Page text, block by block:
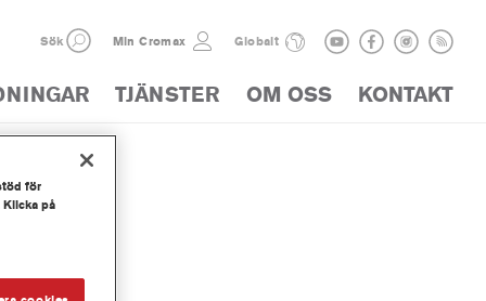
Sök Min Cromax Globalt
TJÄNSTER OM OSS KONTAKT
för
på